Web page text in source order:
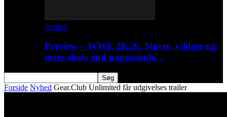
Artikel
Preview – WWE 2K26: Større, vildere og
mere show end nogensinde…
Forside Nyhed Gear.Club Unlimited får udgivelses trailer